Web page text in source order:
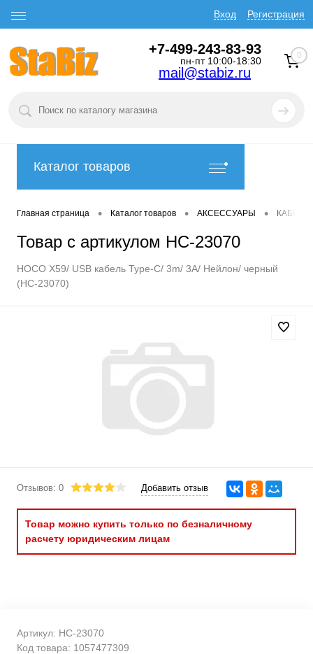
Вход Регистрация
+7-499-243-83-93
пн-пт 10:00-18:30
mail@stabiz.ru
0
Каталог товаров
Главная страница • Каталог товаров • АКСЕССУАРЫ •
Товар с артикулом HC-23070
HOCO X59/ USB кабель Type-C/ 3m/ 3A/ Нейлон/ черный
(HC-23070)
Отзывов: 0 Добавить отзыв
Товар можно купить только по безналичному
расчету юридическим лицам
Артикул: HC-23070
Код товара: 1057477309